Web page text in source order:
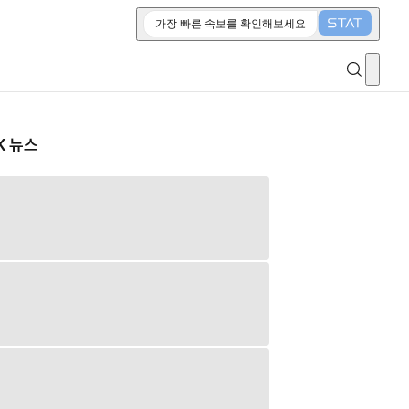
가장 빠른 속보를 확인해보세요
뉴스